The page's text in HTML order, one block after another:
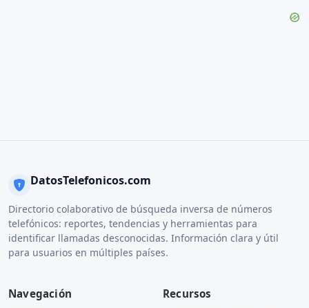
DatosTelefonicos.com
Directorio colaborativo de búsqueda inversa de números
telefónicos: reportes, tendencias y herramientas para
identificar llamadas desconocidas. Información clara y útil
para usuarios en múltiples países.
Navegación Recursos